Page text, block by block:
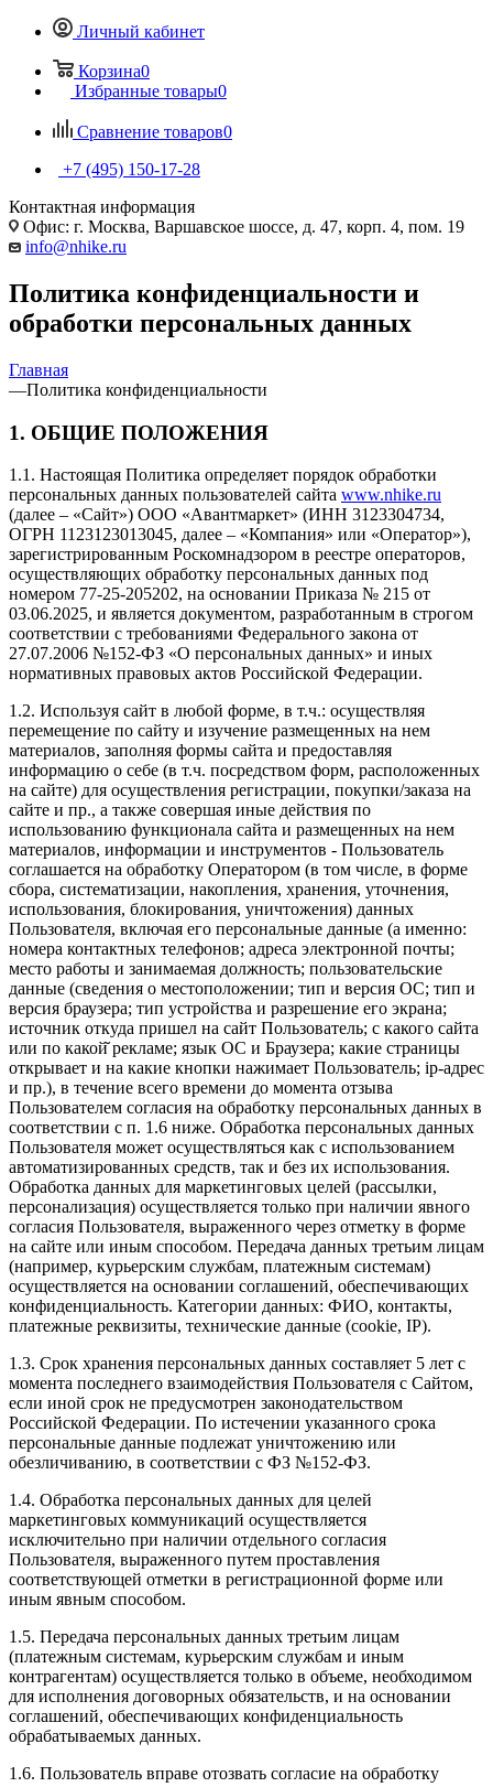
Личный кабинет
Корзина0
Избранные товары0
Сравнение товаров0
+7 (495) 150-17-28
Контактная информация
Офис: г. Москва, Варшавское шоссе, д. 47, корп. 4, пом. 19
info@nhike.ru
Политика конфиденциальности и
обработки персональных данных
Главная
—Политика конфиденциальности
1. ОБЩИЕ ПОЛОЖЕНИЯ
1.1. Настоящая Политика определяет порядок обработки
персональных данных пользователей сайта www.nhike.ru
(далее – «Сайт») ООО «Авантмаркет» (ИНН 3123304734,
ОГРН 1123123013045, далее – «Компания» или «Оператор»),
зарегистрированным Роскомнадзором в реестре операторов,
осуществляющих обработку персональных данных под
номером 77-25-205202, на основании Приказа № 215 от
03.06.2025, и является документом, разработанным в строгом
соответствии с требованиями Федерального закона от
27.07.2006 №152-ФЗ «О персональных данных» и иных
нормативных правовых актов Российской Федерации.
1.2. Используя сайт в любой форме, в т.ч.: осуществляя
перемещение по сайту и изучение размещенных на нем
материалов, заполняя формы сайта и предоставляя
информацию о себе (в т.ч. посредством форм, расположенных
на сайте) для осуществления регистрации, покупки/заказа на
сайте и пр., а также совершая иные действия по
использованию функционала сайта и размещенных на нем
материалов, информации и инструментов - Пользователь
соглашается на обработку Оператором (в том числе, в форме
сбора, систематизации, накопления, хранения, уточнения,
использования, блокирования, уничтожения) данных
Пользователя, включая его персональные данные (а именно:
номера контактных телефонов; адреса электронной почты;
место работы и занимаемая должность; пользовательские
данные (сведения о местоположении; тип и версия ОС; тип и
версия браузера; тип устройства и разрешение его экрана;
источник откуда пришел на сайт Пользователь; с какого сайта
или по какой̆ рекламе; язык ОС и Браузера; какие страницы
открывает и на какие кнопки нажимает Пользователь; ip-адрес
и пр.), в течение всего времени до момента отзыва
Пользователем согласия на обработку персональных данных в
соответствии с п. 1.6 ниже. Обработка персональных данных
Пользователя может осуществляться как с использованием
автоматизированных средств, так и без их использования.
Обработка данных для маркетинговых целей (рассылки,
персонализация) осуществляется только при наличии явного
согласия Пользователя, выраженного через отметку в форме
на сайте или иным способом. Передача данных третьим лицам
(например, курьерским службам, платежным системам)
осуществляется на основании соглашений, обеспечивающих
конфиденциальность. Категории данных: ФИО, контакты,
платежные реквизиты, технические данные (cookie, IP).
1.3. Срок хранения персональных данных составляет 5 лет с
момента последнего взаимодействия Пользователя с Сайтом,
если иной срок не предусмотрен законодательством
Российской Федерации. По истечении указанного срока
персональные данные подлежат уничтожению или
обезличиванию, в соответствии с ФЗ №152-ФЗ.
1.4. Обработка персональных данных для целей
маркетинговых коммуникаций осуществляется
исключительно при наличии отдельного согласия
Пользователя, выраженного путем проставления
соответствующей отметки в регистрационной форме или
иным явным способом.
1.5. Передача персональных данных третьим лицам
(платежным системам, курьерским службам и иным
контрагентам) осуществляется только в объеме, необходимом
для исполнения договорных обязательств, и на основании
соглашений, обеспечивающих конфиденциальность
обрабатываемых данных.
1.6. Пользователь вправе отозвать согласие на обработку